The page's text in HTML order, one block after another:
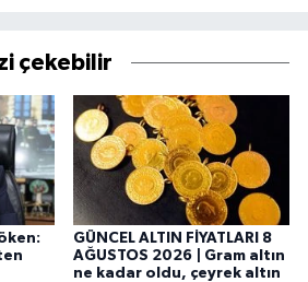
çekebilir
GÜNCEL ALTIN FİYATLARI 8
AĞUSTOS 2026 | Gram altın
ne kadar oldu, çeyrek altın